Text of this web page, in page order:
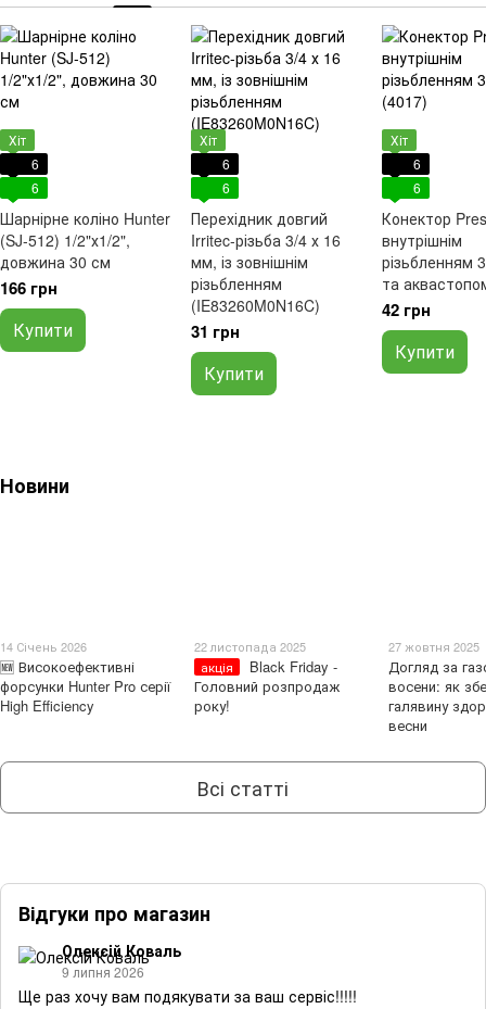
Хіт
6
6
Шарнірне коліно Hunter
(SJ-512) 1/2"х1/2",
довжина 30 см
166 грн
Купити
Хіт
6
6
Перехідник довгий
Irritec-різьба 3/4 х 16
мм, із зовнішнім
різьбленням
(IE83260M0N16C)
31 грн
Купити
Хіт
6
6
Конектор
внутрішнім
різьбленням
та
42 грн
Купити
Новини
14 Січень 2026
🆕 Високоефективні
форсунки Hunter Pro серії
High Efficiency
22 листопада 2025
акція
Black Friday -
Головний розпродаж
року!
27 жовтня 2025
Догляд за
восени: як
галявину
весни
Всі статті
Відгуки про магазин
Олексiй Коваль
9 липня 2026
Ще раз хочу вам подякувати за ваш сервіс!!!!!